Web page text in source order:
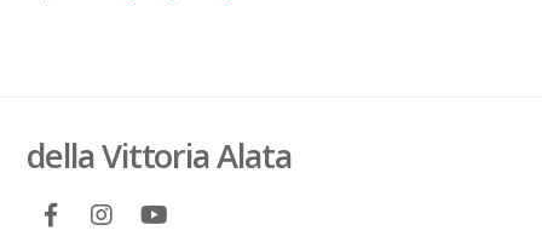
della Vittoria Alata